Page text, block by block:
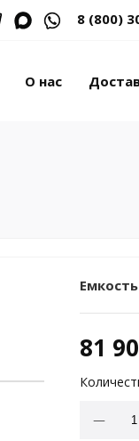
8 (800)
О нас
81